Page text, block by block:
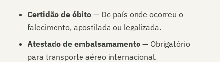
Certidão de óbito — Do país onde ocorreu o
falecimento, apostilada ou legalizada.
Atestado de embalsamamento — Obrigatório
para transporte aéreo internacional.